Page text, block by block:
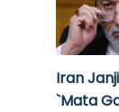
Iran
`Mata